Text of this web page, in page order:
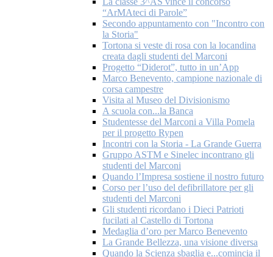
“ArMAteci di Parole”
Secondo appuntamento con "Incontro con
la Storia"
Tortona si veste di rosa con la locandina
creata dagli studenti del Marconi
Progetto “Diderot”, tutto in un’App
Marco Benevento, campione nazionale di
corsa campestre
Visita al Museo del Divisionismo
A scuola con...la Banca
Studentesse del Marconi a Villa Pomela
per il progetto Rypen
Incontri con la Storia - La Grande Guerra
Gruppo ASTM e Sinelec incontrano gli
studenti del Marconi
Quando l’Impresa sostiene il nostro futuro
Corso per l’uso del defibrillatore per gli
studenti del Marconi
Gli studenti ricordano i Dieci Patrioti
fucilati al Castello di Tortona
Medaglia d’oro per Marco Benevento
La Grande Bellezza, una visione diversa
Quando la Scienza sbaglia e...comincia il